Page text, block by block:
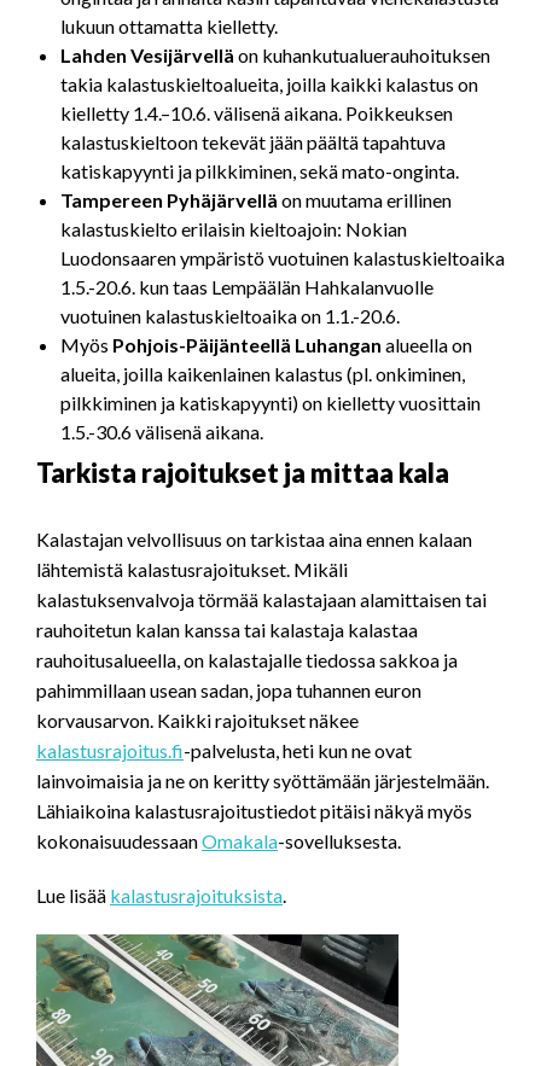
lukuun ottamatta kielletty.
Lahden Vesijärvellä on kuhankutualuerauhoituksen
takia kalastuskieltoalueita, joilla kaikki kalastus on
kielletty 1.4.–10.6. välisenä aikana. Poikkeuksen
kalastuskieltoon tekevät jään päältä tapahtuva
katiskapyynti ja pilkkiminen, sekä mato-onginta.
Tampereen Pyhäjärvellä on muutama erillinen
kalastuskielto erilaisin kieltoajoin: Nokian
Luodonsaaren ympäristö vuotuinen kalastuskieltoaika
1.5.-20.6. kun taas Lempäälän Hahkalanvuolle
vuotuinen kalastuskieltoaika on 1.1.-20.6.
Myös Pohjois-Päijänteellä Luhangan alueella on
alueita, joilla kaikenlainen kalastus (pl. onkiminen,
pilkkiminen ja katiskapyynti) on kielletty vuosittain
1.5.-30.6 välisenä aikana.
Tarkista rajoitukset ja mittaa kala
Kalastajan velvollisuus on tarkistaa aina ennen kalaan
lähtemistä kalastusrajoitukset. Mikäli
kalastuksenvalvoja törmää kalastajaan alamittaisen tai
rauhoitetun kalan kanssa tai kalastaja kalastaa
rauhoitusalueella, on kalastajalle tiedossa sakkoa ja
pahimmillaan usean sadan, jopa tuhannen euron
korvausarvon. Kaikki rajoitukset näkee
kalastusrajoitus.fi-palvelusta, heti kun ne ovat
lainvoimaisia ja ne on keritty syöttämään järjestelmään.
Lähiaikoina kalastusrajoitustiedot pitäisi näkyä myös
kokonaisuudessaanOmakala-sovelluksesta.
Lue lisää kalastusrajoituksista